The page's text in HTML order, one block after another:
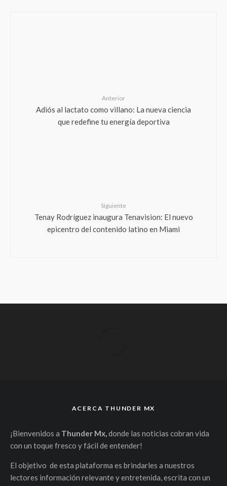
Anterior
Adiós al lactato como villano: La nueva ciencia
que redefine tu energía deportiva
Siguiente
Tenay Rodríguez inaugura Tenavision: El nuevo
epicentro del contenido latino en Miami
ACERCA THUNDER MX
¡Bienvenidos a Thunder Mx,donde las noticias cobran vida
con un toque fresco y fácil de entender!
El objetivo de esta plataforma es brindarles a nuestros
lectores información relevante y entretenida, escrita con un